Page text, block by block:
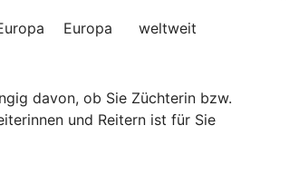
Europa weltweit
davon, ob Sie Züchterin bzw.
und Reitern ist für Sie